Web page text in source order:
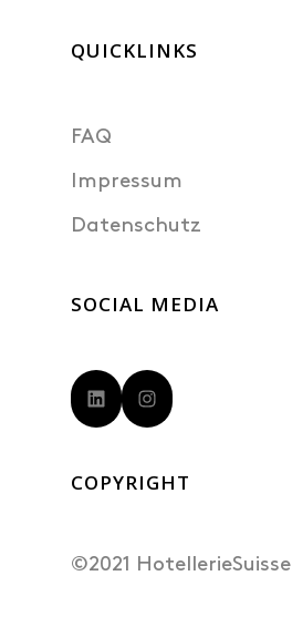
QUICKLINKS
FAQ
Impressum
Datenschutz
SOCIAL MEDIA
LinkedIn
COPYRIGHT
©2021 HotellerieSuisse